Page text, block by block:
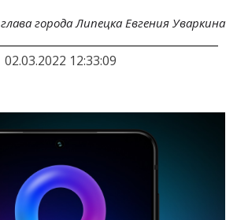
глава города Липецка Евгения Уваркина
02.03.2022 12:33:09